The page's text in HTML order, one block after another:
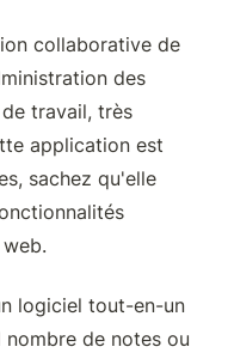
collaborative de
des
travail, très
application est
sachez qu'elle
logiciel tout-en-un
de notes ou